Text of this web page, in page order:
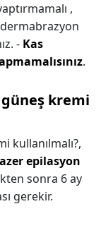
,
- Kas
.
kremi
kullanılmalı?,
epilasyon
sonra 6 ay
gerekir.